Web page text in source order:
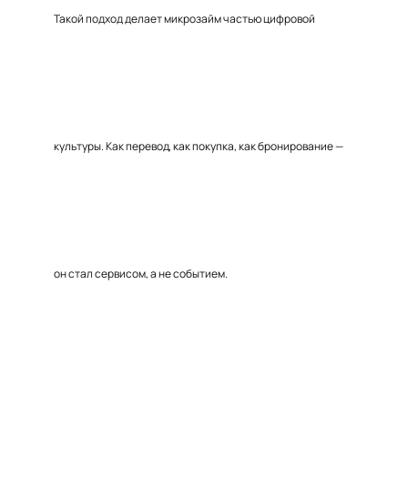
Такой подход делает микрозайм частью цифровой
культуры. Как перевод, как покупка, как бронирование —
он стал сервисом, а не событием.